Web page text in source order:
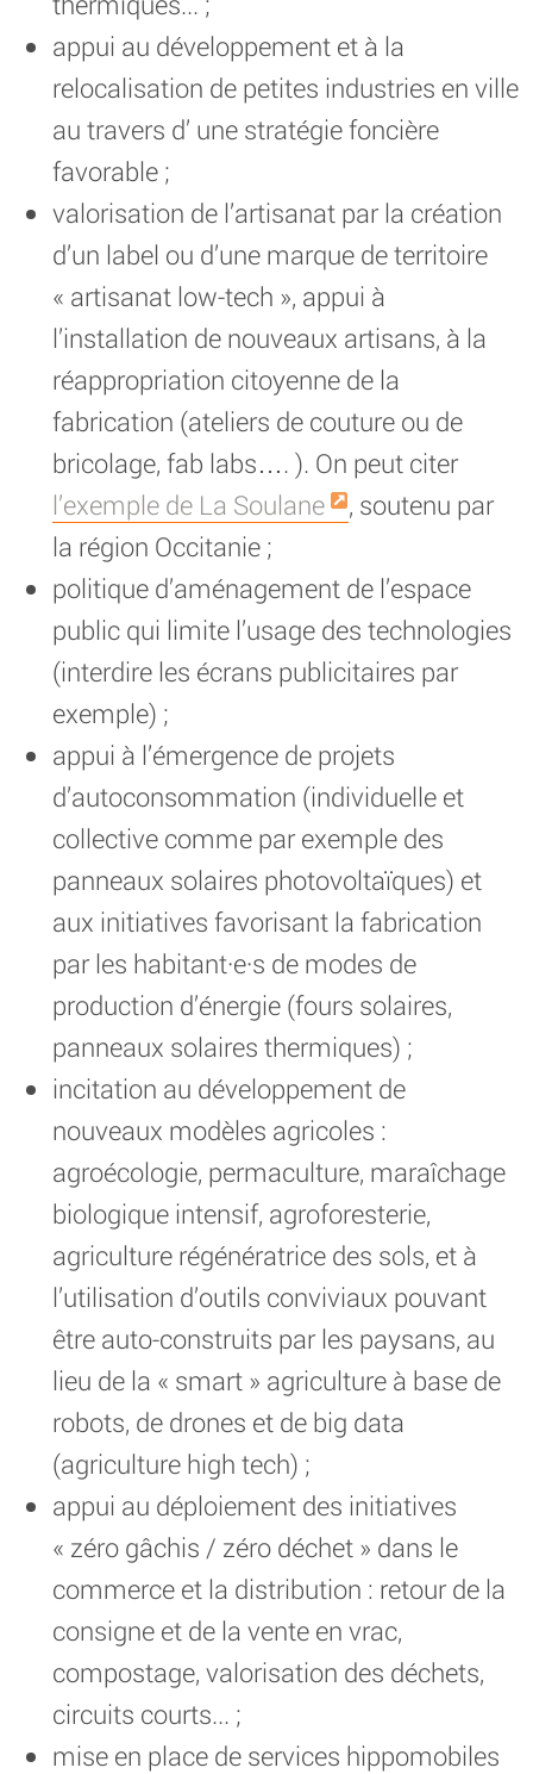
appui au développement et à la
relocalisation de petites industries en ville
au travers d’ une stratégie foncière
favorable ;
valorisation de l’artisanat par la création
d’un label ou d’une marque de territoire
« artisanat low-tech », appui à
l’installation de nouveaux artisans, à la
réappropriation citoyenne de la
fabrication (ateliers de couture ou de
bricolage, fab labs…. ). On peut citer
l’exemple de La Soulane
, soutenu par
la région Occitanie ;
politique d’aménagement de l’espace
public qui limite l’usage des technologies
(interdire les écrans publicitaires par
exemple) ;
appui à l’émergence de projets
d’autoconsommation (individuelle et
collective comme par exemple des
panneaux solaires photovoltaïques) et
aux initiatives favorisant la fabrication
par les habitant·e·s de modes de
production d’énergie (fours solaires,
panneaux solaires thermiques) ;
incitation au développement de
nouveaux modèles agricoles :
agroécologie, permaculture, maraîchage
biologique intensif, agroforesterie,
agriculture régénératrice des sols, et à
l’utilisation d’outils conviviaux pouvant
être auto-construits par les paysans, au
lieu de la « smart » agriculture à base de
robots, de drones et de big data
(agriculture high tech) ;
appui au déploiement des initiatives
« zéro gâchis / zéro déchet » dans le
commerce et la distribution : retour de la
consigne et de la vente en vrac,
compostage, valorisation des déchets,
circuits courts... ;
mise en place de services hippomobiles